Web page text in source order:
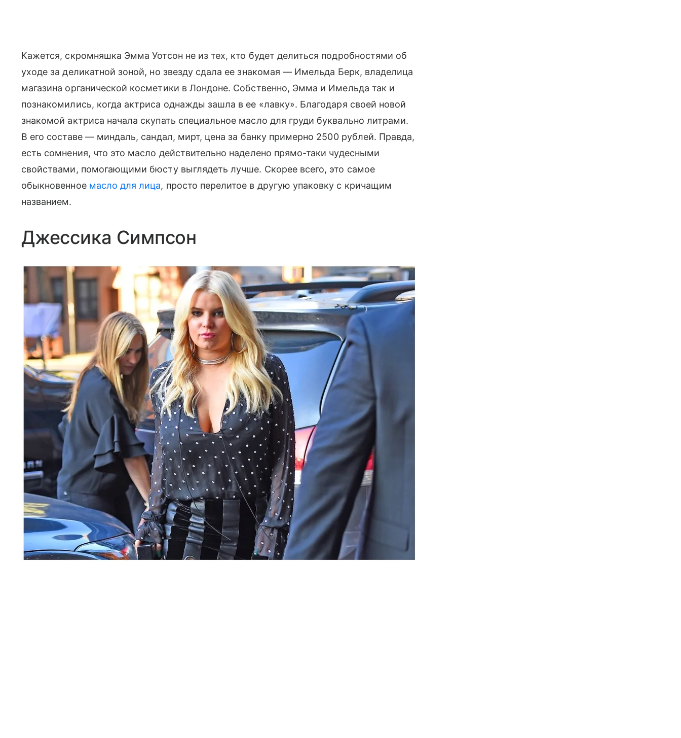
Кажется, скромняшка Эмма Уотсон не из тех, кто будет делиться подробностями об
уходе за деликатной зоной, но звезду сдала ее знакомая — Имельда Берк, владелица
магазина органической косметики в Лондоне. Собственно, Эмма и Имельда так и
познакомились, когда актриса однажды зашла в ее «лавку». Благодаря своей новой
знакомой актриса начала скупать специальное масло для груди буквально литрами.
В его составе — миндаль, сандал, мирт, цена за банку примерно 2500 рублей. Правда,
есть сомнения, что это масло действительно наделено прямо-таки чудесными
свойствами, помогающими бюсту выглядеть лучше. Скорее всего, это самое
обыкновенное масло для лица, просто перелитое в другую упаковку с кричащим
названием.
Джессика Симпсон